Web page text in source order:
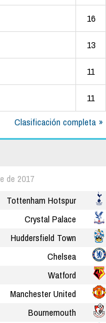
16
13
11
11
Clasificación completa
de 2017
Tottenham Hotspur
Crystal Palace
Huddersfield Town
Chelsea
Watford
Manchester United
Bournemouth